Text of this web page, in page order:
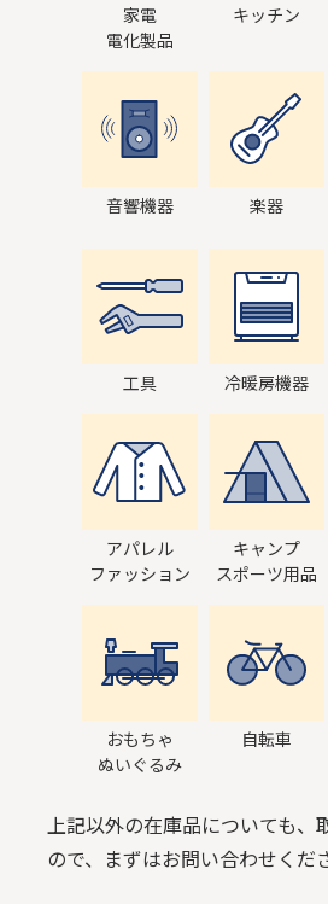
家電
電化製品
キッチン
音響機器 楽器
工具 冷暖房機器
アパレル
ファッション
キャンプ
スポーツ用品
おもちゃ
ぬいぐるみ
自転車
上記以外の在庫品についても、
ので、まずはお問い合わせくだ